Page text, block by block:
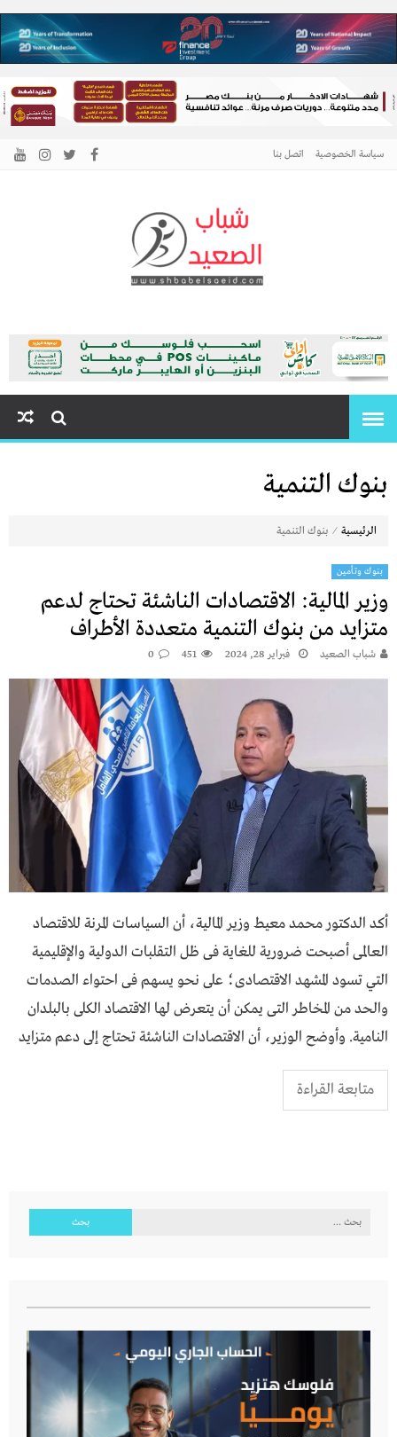
سياسة الخصوصية اتصل بنا
شباب الصعيد
بنوك التنمية
الرئيسية ⁄ بنوك التنمية
بنوك وتأمين
وزير المالية: الاقتصادات الناشئة تحتاج لدعم
متزايد من بنوك التنمية متعددة الأطراف
شباب الصعيد فبراير 28, 2024 451
0
أكد الدكتور محمد معيط وزير المالية، أن السياسات المرنة للاقتصاد
العالمى أصبحت ضرورية للغاية فى ظل التقلبات الدولية والإقليمية
التي تسود المشهد الاقتصادى؛ على نحو يسهم فى احتواء الصدمات
والحد من المخاطر التى يمكن أن يتعرض لها الاقتصاد الكلى بالبلدان
النامية. وأوضح الوزير، أن الاقتصادات الناشئة تحتاج إلى دعم متزايد
متابعة القراءة
البحث